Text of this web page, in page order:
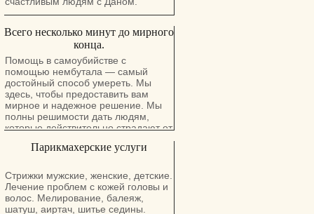
Всего несколько минут до мирного
конца.
Помощь в самоубийстве с
помощью нембутала — самый
достойный способ умереть. Мы
здесь, чтобы предоставить вам
мирное и надежное решение. Мы
полны решимости дать людям,
которые действительно страдают от
длительный и мирный покой. У нас
инъекции перорального раствора и
таблетки нембутала. Тесты
показали, что после того, как
человек принимает смертельную
Парикмахерские услуги
Стрижки мужские, женские, детские.
Лечение проблем с кожей головы и
волос. Мелирование, балеяж,
шатуш, аиртач, шитье седины.